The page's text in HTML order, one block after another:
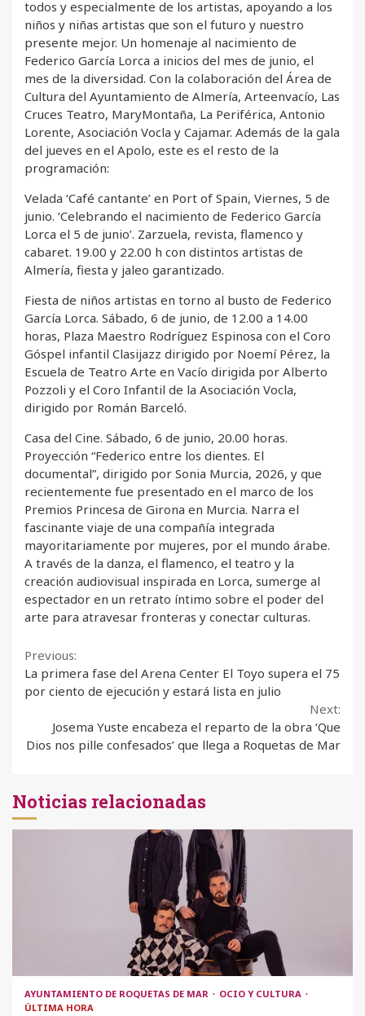
todos y especialmente de los artistas, apoyando a los
niños y niñas artistas que son el futuro y nuestro
presente mejor. Un homenaje al nacimiento de
Federico García Lorca a inicios del mes de junio, el
mes de la diversidad. Con la colaboración del Área de
Cultura del Ayuntamiento de Almería, Arteenvacío, Las
Cruces Teatro, MaryMontaña, La Periférica, Antonio
Lorente, Asociación Vocla y Cajamar. Además de la gala
del jueves en el Apolo, este es el resto de la
programación:
Velada ‘Café cantante’ en Port of Spain, Viernes, 5 de
junio. ‘Celebrando el nacimiento de Federico García
Lorca el 5 de junio’. Zarzuela, revista, flamenco y
cabaret. 19.00 y 22.00 h con distintos artistas de
Almería, fiesta y jaleo garantizado.
Fiesta de niños artistas en torno al busto de Federico
García Lorca. Sábado, 6 de junio, de 12.00 a 14.00
horas, Plaza Maestro Rodríguez Espinosa con el Coro
Góspel infantil Clasijazz dirigido por Noemí Pérez, la
Escuela de Teatro Arte en Vacío dirigida por Alberto
Pozzoli y el Coro Infantil de la Asociación Vocla,
dirigido por Román Barceló.
Casa del Cine. Sábado, 6 de junio, 20.00 horas.
Proyección “Federico entre los dientes. El
documental”, dirigido por Sonia Murcia, 2026, y que
recientemente fue presentado en el marco de los
Premios Princesa de Girona en Murcia. Narra el
fascinante viaje de una compañía integrada
mayoritariamente por mujeres, por el mundo árabe.
A través de la danza, el flamenco, el teatro y la
creación audiovisual inspirada en Lorca, sumerge al
espectador en un retrato íntimo sobre el poder del
arte para atravesar fronteras y conectar culturas.
Continue
Reading
Previous:
La primera fase del Arena Center El Toyo supera el 75
por ciento de ejecución y estará lista en julio
Next:
Josema Yuste encabeza el reparto de la obra ‘Que
Dios nos pille confesados’ que llega a Roquetas de Mar
Noticias relacionadas
AYUNTAMIENTO DE ROQUETAS DE MAR
OCIO Y CULTURA
ÚLTIMA HORA